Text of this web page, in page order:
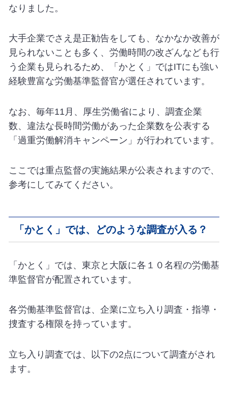
なりました。
大手企業でさえ是正勧告をしても、なかなか改善が
見られないことも多く、労働時間の改ざんなども行
う企業も見られるため、「かとく」ではITにも強い
経験豊富な労働基準監督官が選任されています。
なお、毎年11月、厚生労働省により、調査企業
数、違法な長時間労働があった企業数を公表する
「過重労働解消キャンペーン」が行われています。
ここでは重点監督の実施結果が公表されますので、
参考にしてみてください。
「かとく」では、どのような調査が入る？
「かとく」では、東京と大阪に各１０名程の労働基
準監督官が配置されています。
各労働基準監督官は、企業に立ち入り調査・指導・
捜査する権限を持っています。
立ち入り調査では、以下の2点について調査がされ
ます。